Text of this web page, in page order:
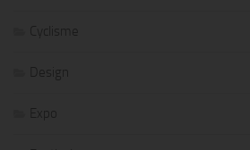
Cyclisme
Design
Expo